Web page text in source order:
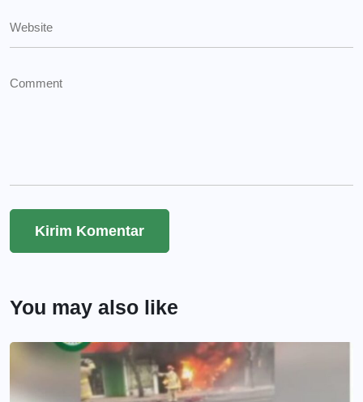
You may also like